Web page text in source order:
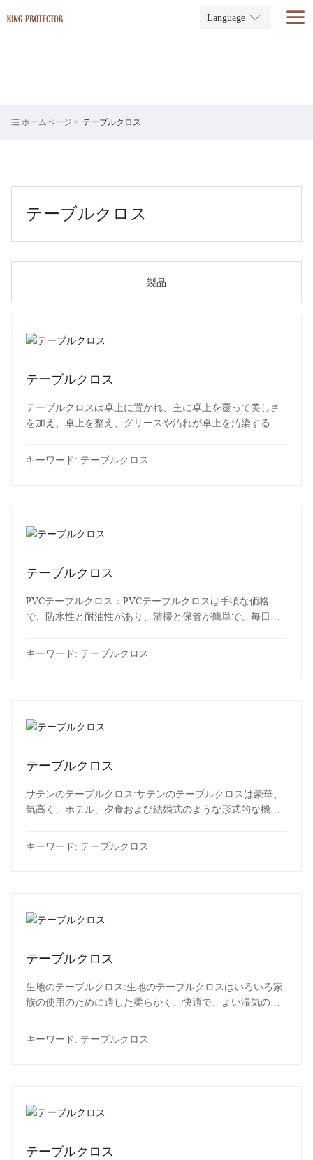
Language
ホームページ テーブルクロス
テーブルクロス
製品
テーブルクロス
テーブルクロスは卓上に置かれ、主に卓上を覆って美しさ
を加え、卓上を整え、グリースや汚れが卓上を汚染するの
キーワード: テーブルクロス
テーブルクロス
PVCテーブルクロス：PVCテーブルクロスは手頃な価格
で、防水性と耐油性があり、清掃と保管が簡単で、毎日の
キーワード: テーブルクロス
テーブルクロス
サテンのテーブルクロス:サテンのテーブルクロスは豪華、
気高く、ホテル、夕食および結婚式のような形式的な機会
キーワード: テーブルクロス
テーブルクロス
生地のテーブルクロス:生地のテーブルクロスはいろいろ家
族の使用のために適した柔らかく、快適で、よい湿気の吸
キーワード: テーブルクロス
テーブルクロス